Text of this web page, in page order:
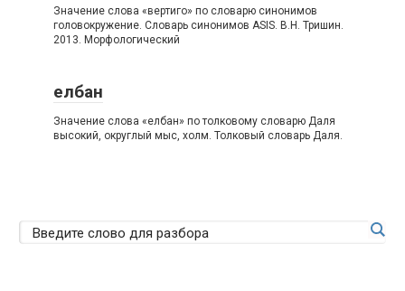
Значение слова «вертиго» по словарю синонимов
головокружение. Словарь синонимов ASIS. В.Н. Тришин.
2013. Морфологический
елбан
Значение слова «елбан» по толковому словарю Даля
высокий, округлый мыс, холм. Толковый словарь Даля.